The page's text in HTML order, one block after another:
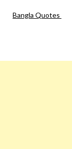
Bangla Quotes